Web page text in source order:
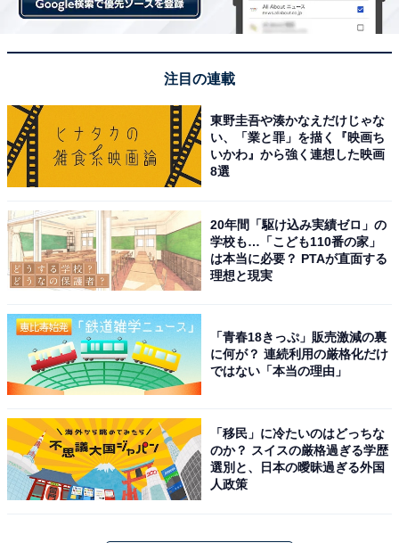
今回のランキング1位は、菅田将暉さんでした。菅田さ
んは、2009年の特撮ドラマ『仮面ライダーW』（テレビ
朝日系）で主演に抜てきされて俳優デビュー。その後は
多数の作品で主演を務める若手人気俳優となり、2017年
からはソロ歌手としての活動もスタートさせました。
最近ではNHK大河ドラマ『鎌倉殿の13人』、映画化もさ
れた主演作『ミステリと言う勿れ』（フジテレビ系）な
どに出演。2024年1月公開の映画『劇場版 君と世界が終
わる日に FINAL』では、新曲『谺する』が主題歌に起用
されています。回答者からは、以下のような理由が集ま
りました。
「多くの作品やCМに出ているので（50代男性／神奈川
県）」
から（30代女性／千葉県）」
「やはり演技や歌で大活躍ですし、ファッションなどで
注目の連載
東野圭吾や湊かなえだけじゃな
い、「業と罪」を描く『映画ち
いかわ』から強く連想した映画
8選
20年間「駆け込み実績ゼロ」の
学校も…「こども110番の家」
は本当に必要？ PTAが直面する
理想と現実
「青春18きっぷ」販売激減の裏
に何が？ 連続利用の厳格化だけ
ではない「本当の理由」
「移民」に冷たいのはどっちな
のか？ スイスの厳格過ぎる学歴
選別と、日本の曖昧過ぎる外国
人政策